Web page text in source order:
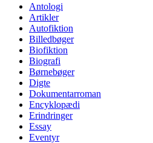
Antologi
Artikler
Autofiktion
Billedbøger
Biofiktion
Biografi
Børnebøger
Digte
Dokumentarroman
Encyklopædi
Erindringer
Essay
Eventyr